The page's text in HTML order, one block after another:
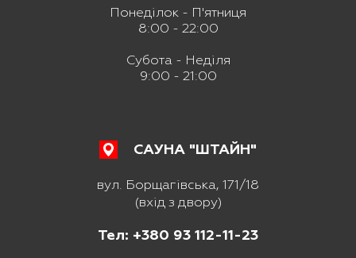
Понеділок - П'ятниця
8:00 - 22:00
Субота - Неділя
9:00 - 21:00
САУНА "ШТАЙН"
вул. Борщагівська, 171/18
(вхід з двору)
Тел: +380 93 112-11-23